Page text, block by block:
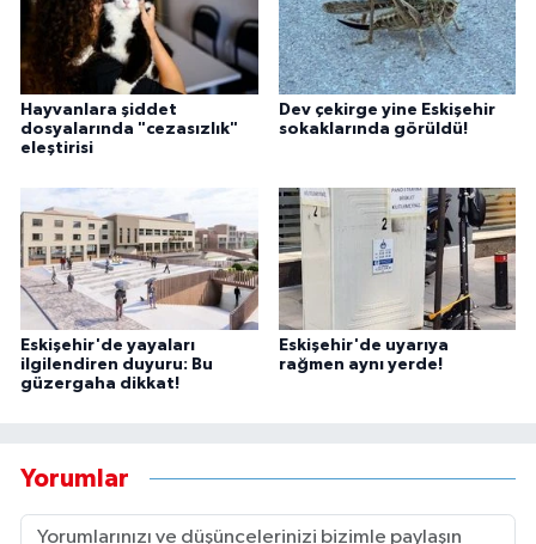
Hayvanlara şiddet
dosyalarında "cezasızlık"
eleştirisi
Dev çekirge yine Eskişehir
sokaklarında görüldü!
Eskişehir'de yayaları
ilgilendiren duyuru: Bu
güzergaha dikkat!
Eskişehir'de uyarıya
rağmen aynı yerde!
Yorumlar